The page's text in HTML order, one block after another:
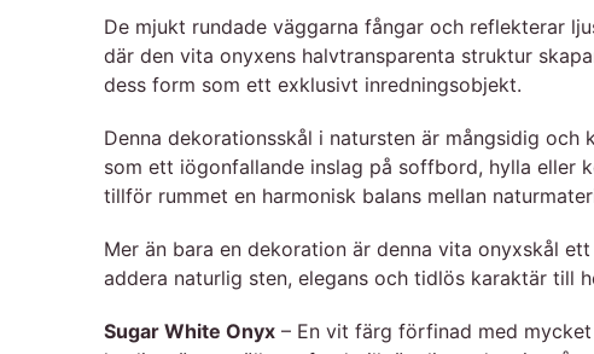
De mjukt rundade väggarna fångar och reflekterar
där den vita onyxens halvtransparenta struktur
dess form som ett exklusivt inredningsobjekt.
Denna dekorationsskål i natursten är mångsidig
som ett iögonfallande inslag på soffbord, hylla eller
tillför rummet en harmonisk balans mellan
Mer än bara en dekoration är denna vita onyxskål
addera naturlig sten, elegans och tidlös karaktär till
Sugar White Onyx – En vit färg förfinad med